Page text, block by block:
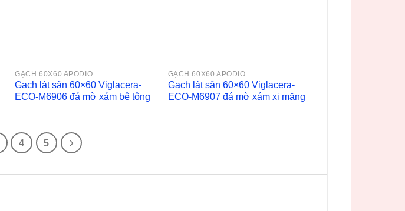
GẠCH 60X60 APODIO
Gạch lát sân 60×60 Viglacera-
ECO-M6906 đá mờ xám bê tông
GẠCH 60X60 APODIO
Gạch lát sân 60×60 Viglacera-
ECO-M6907 đá mờ xám xi măng
4 5